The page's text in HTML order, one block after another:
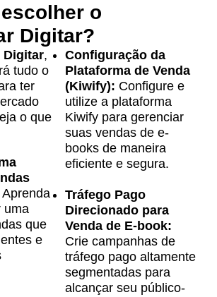
o
Digitar?
Digitar,
tudo o
ter
o que
Aprenda
uma
que
e
Configuração da
Plataforma de Venda
(Kiwify): Configure e
utilize a plataforma
Kiwify para gerenciar
suas vendas de e-
books de maneira
eficiente e segura.
Tráfego Pago
Direcionado para
Venda de E-book:
Crie campanhas de
tráfego pago altamente
segmentadas para
alcançar seu público-